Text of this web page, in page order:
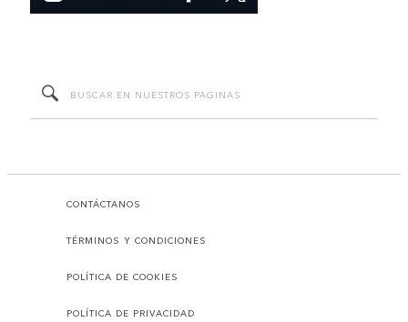
CONTÁCTANOS
TÉRMINOS Y CONDICIONES
POLÍTICA DE COOKIES
POLÍTICA DE PRIVACIDAD